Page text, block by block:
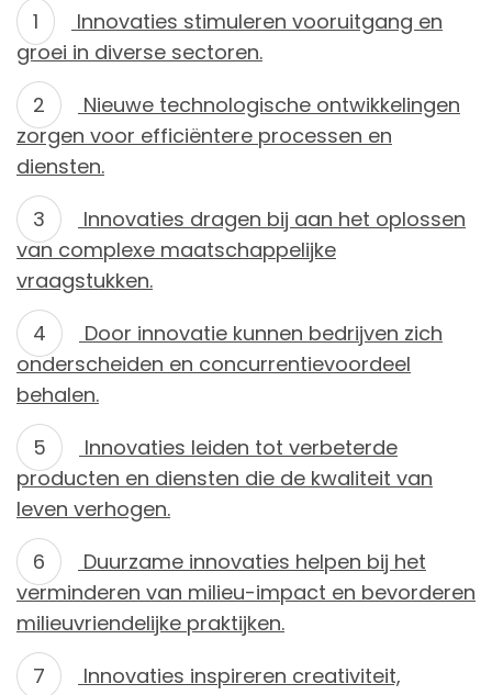
Innovaties stimuleren vooruitgang en
groei in diverse sectoren.
Nieuwe technologische ontwikkelingen
zorgen voor efficiëntere processen en
diensten.
Innovaties dragen bij aan het oplossen
van complexe maatschappelijke
vraagstukken.
Door innovatie kunnen bedrijven zich
onderscheiden en concurrentievoordeel
behalen.
Innovaties leiden tot verbeterde
producten en diensten die de kwaliteit van
leven verhogen.
Duurzame innovaties helpen bij het
verminderen van milieu-impact en bevorderen
milieuvriendelijke praktijken.
Innovaties inspireren creativiteit,